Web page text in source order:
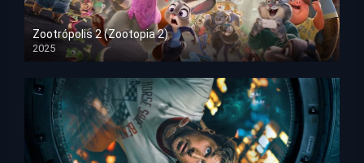
Zootrópolis 2 (Zootopia 2)
2025
HD 1080p